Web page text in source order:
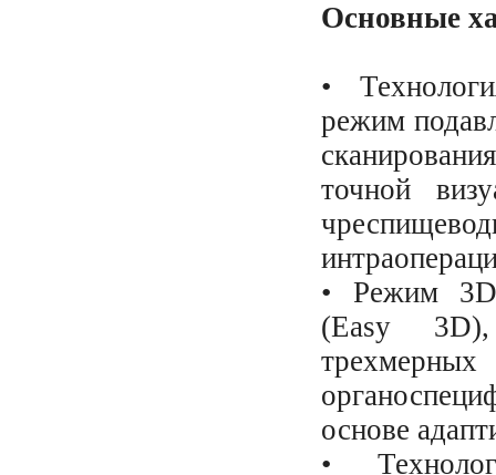
Основные
•
режим
точной
• Режим 3D
(Easy 3D),
основе
•